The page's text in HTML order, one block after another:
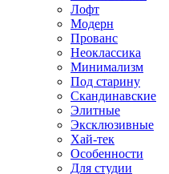
Лофт
Модерн
Прованс
Неоклассика
Минимализм
Под старину
Скандинавские
Элитные
Эксклюзивные
Хай-тек
Особенности
Для студии